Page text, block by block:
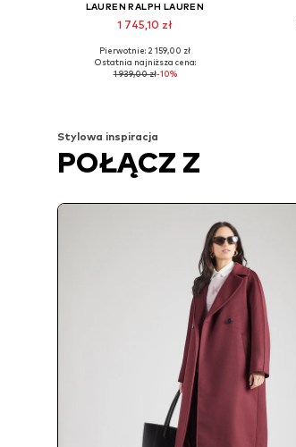
LAUREN RALPH LAUREN
1 745,10 zł
Dostępne w różnych rozmiarach
Dodaj do koszyka
Pierwotnie: 2 159,00 zł
Ostatnia najniższa cena:
1 939,00 zł-10%
Stylowa inspiracja
POŁĄCZ Z